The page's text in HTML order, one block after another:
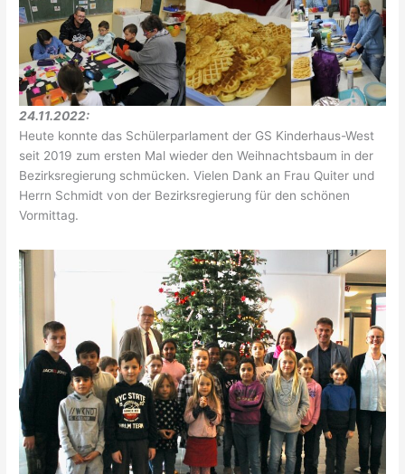
24.11.2022:
Heute konnte das Schülerparlament der GS Kinderhaus-West
seit 2019 zum ersten Mal wieder den Weihnachtsbaum in der
Bezirksregierung schmücken. Vielen Dank an Frau Quiter und
Herrn Schmidt von der Bezirksregierung für den schönen
Vormittag.